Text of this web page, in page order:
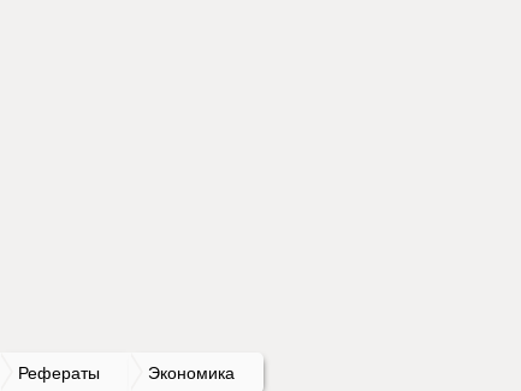
Рефераты Экономика